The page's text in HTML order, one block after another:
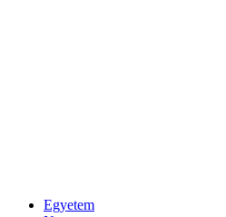
Egyetem